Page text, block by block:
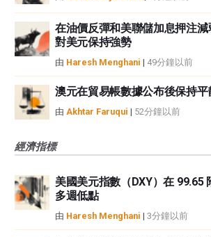
在油價反彈和美聯儲加息押注
對美元保持強勢
由 Haresh Menghani | 49分鐘以前
澳元在貿易帳數據公布後保持平
由 Akhtar Faruqui | 52分鐘以前
經濟指標
美國美元指數（DXY）在 99.65
多週低點
由 Haresh Menghani | 3分鐘以前